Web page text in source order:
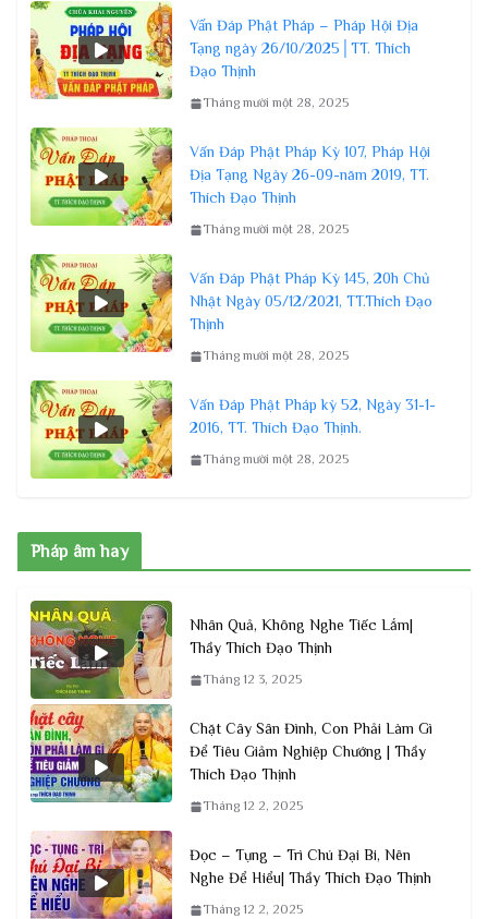
Vấn Đáp Phật Pháp – Pháp Hội Địa
Tạng ngày 26/10/2025│TT. Thích
Đạo Thịnh
Tháng mười một 28, 2025
Vấn Đáp Phật Pháp Kỳ 107, Pháp Hội
Địa Tạng Ngày 26-09-năm 2019, TT.
Thích Đạo Thịnh
Tháng mười một 28, 2025
Vấn Đáp Phật Pháp Kỳ 145, 20h Chủ
Nhật Ngày 05/12/2021, TT.Thích Đạo
Thịnh
Tháng mười một 28, 2025
Vấn Đáp Phật Pháp kỳ 52, Ngày 31-1-
2016, TT. Thích Đạo Thịnh.
Tháng mười một 28, 2025
Pháp âm hay
Nhân Quả, Không Nghe Tiếc Lắm|
Thầy Thích Đạo Thịnh
Tháng 12 3, 2025
Chặt Cây Sân Đình, Con Phải Làm Gì
Để Tiêu Giảm Nghiệp Chướng | Thầy
Thích Đạo Thịnh
Tháng 12 2, 2025
Đọc – Tụng – Trì Chú Đại Bi, Nên
Nghe Để Hiểu| Thầy Thích Đạo Thịnh
Tháng 12 2, 2025